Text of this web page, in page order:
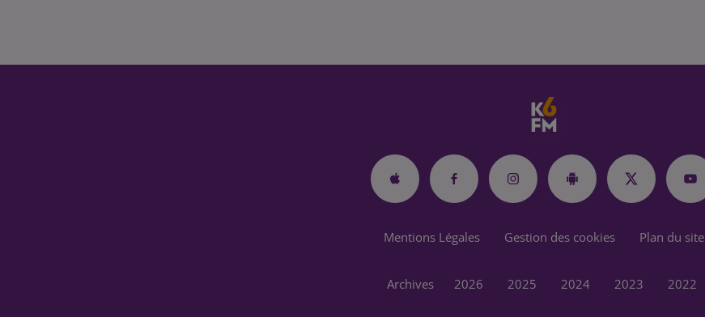
Mentions Légales Gestion des cookies Plan du site
Archives 2026 2025 2024 2023 2022